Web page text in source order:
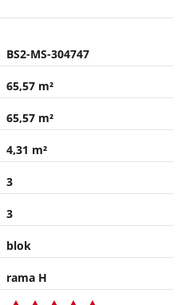
BS2-MS-304747
65,57 m²
65,57 m²
4,31 m²
3
3
blok
rama H